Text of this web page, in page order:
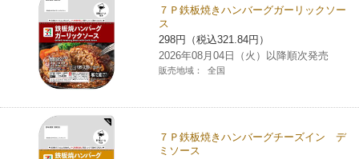
７Ｐ鉄板焼きハンバーグガーリックソー
ス
298円（税込321.84円）
2026年08月04日（火）以降順次発売
販売地域： 全国
７Ｐ鉄板焼きハンバーグチーズイン デ
ミソース